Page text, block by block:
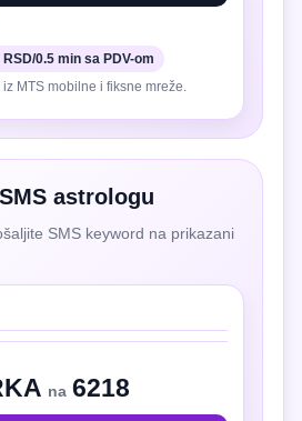
0.5 min sa PDV-om
MTS mobilne i fiksne mreže.
astrologu
SMS keyword na prikazani
na 6218